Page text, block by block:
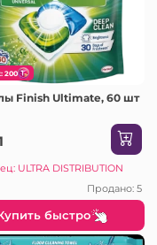
200
Finish Ultimate, 60 шт
ULTRA DISTRIBUTION
Продано: 5
быстро